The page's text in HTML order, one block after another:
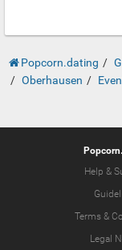
Popcorn.dating
Oberhausen
Help &
Terms &
Legal